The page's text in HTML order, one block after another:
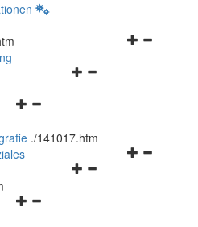
Navigationsmenü
Navigationsmenü
und
schließen
./141017.htm
Navigationsmenü
Navigationsmenü